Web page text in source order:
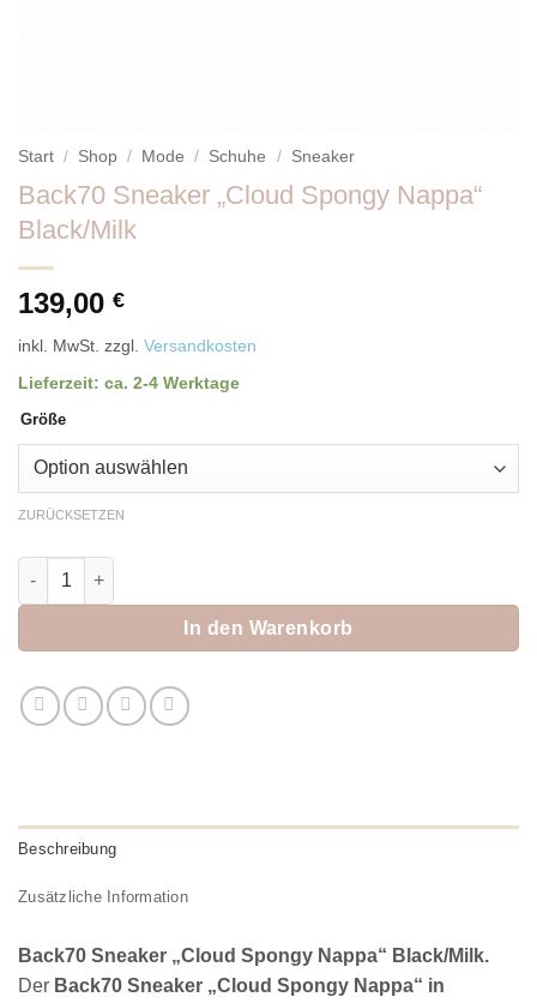
Start / Shop / Mode / Schuhe / Sneaker
Back70 Sneaker „Cloud Spongy Nappa“
Black/Milk
139,00 €
inkl. MwSt. zzgl. Versandkosten
Lieferzeit: ca. 2-4 Werktage
Größe
ZURÜCKSETZEN
Back70 Sneaker "Cloud Spongy Nappa" Black/Milk Menge
In den Warenkorb
Beschreibung
Zusätzliche Information
Back70 Sneaker „Cloud Spongy Nappa“ Black/Milk.
Der Back70 Sneaker „Cloud Spongy Nappa“ in